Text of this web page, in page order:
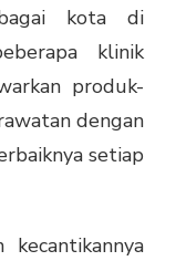
INDONESIAkota di
klinik
produk-
dengan
setiap